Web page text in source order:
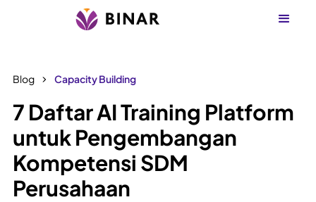
Blog Capacity Building
7 Daftar AI Training Platform
untuk Pengembangan
Kompetensi SDM
Perusahaan